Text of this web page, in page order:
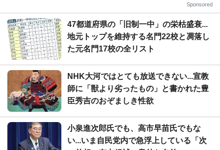
Sponsored
47都道府県の「旧制一中」の栄枯盛衰...
地元トップを維持する名門22校と凋落し
た元名門17校の全リスト
NHK大河ではとても放送できない...宣教
師に「獣より劣ったもの」と書かれた豊
臣秀吉のおぞましき性欲
小泉進次郎氏でも、高市早苗氏でもな
い...いま自民党内で急浮上している「次